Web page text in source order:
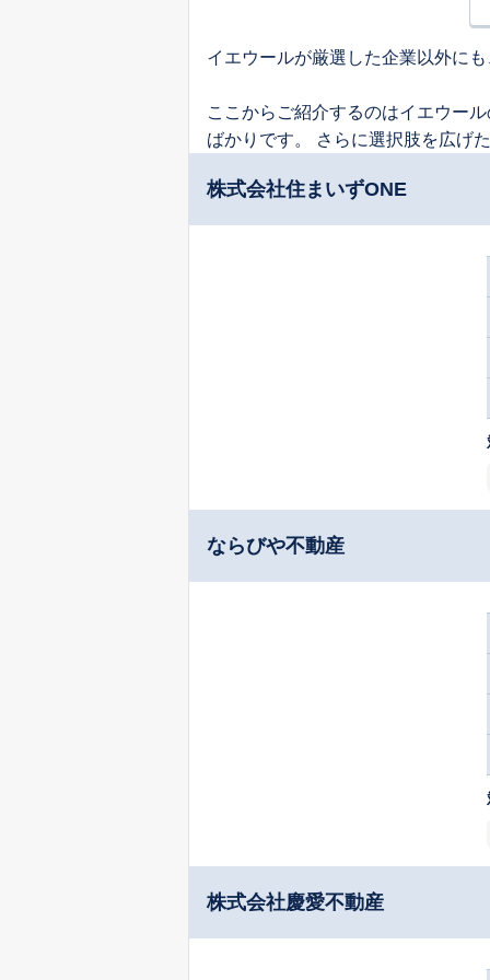
イエウールが厳選した企業以外に
ここからご紹介するのはイエウー
ばかりです。 さらに選択肢を広げ
株式会社住まいずONE
ならびや不動産
株式会社慶愛不動産